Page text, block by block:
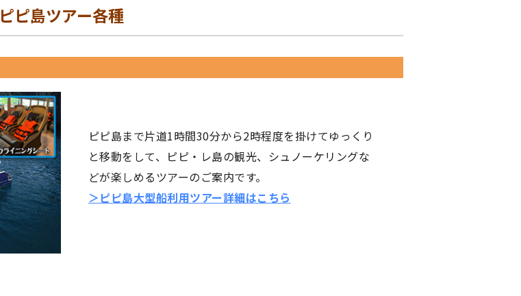
ピピ島ツアー各種
ピピ島まで片道1時間30分から2時程度を掛けてゆっくり
と移動をして、ピピ・レ島の観光、シュノーケリングな
どが楽しめるツアーのご案内です。
＞ピピ島大型船利用ツアー詳細はこちら